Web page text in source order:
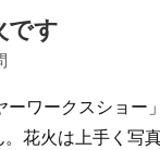
です
ワークスショー
花火は上手く写